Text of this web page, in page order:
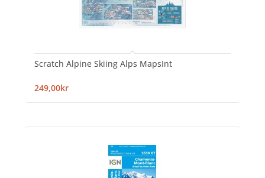
Scratch Alpine Skiing Alps MapsInt
249,00kr